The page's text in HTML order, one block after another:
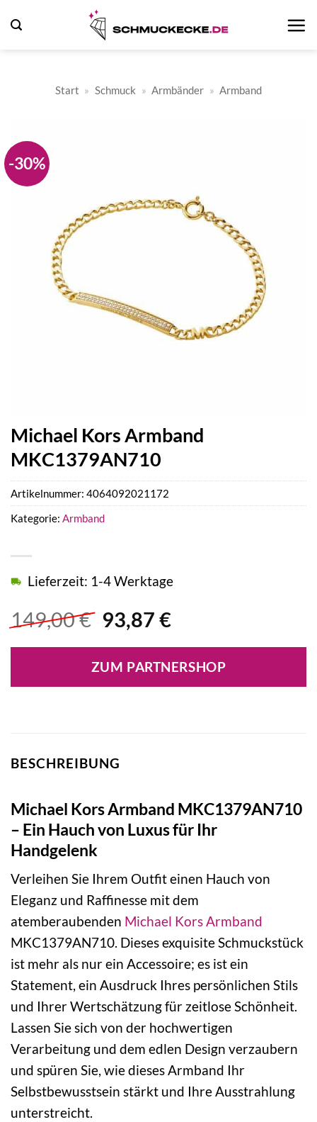
Inhalt
Start » Schmuck » Armbänder » Armband
-30%
Michael Kors Armband
MKC1379AN710
149,00€ Ursprünglicher
war:
149,00 €
93,87 €Aktueller
ist:
93,87 €.
Lieferzeit: 1-4 Werktage
ZUM PARTNERSHOP
Artikelnummer: 4064092021172
Kategorie: Armband
BESCHREIBUNG
Michael Kors Armband MKC1379AN710
– Ein Hauch von Luxus für Ihr
Handgelenk
Verleihen Sie Ihrem Outfit einen Hauch von
Eleganz und Raffinesse mit dem
atemberaubenden Michael KorsArmband
MKC1379AN710. Dieses exquisite Schmuckstück
ist mehr als nur ein Accessoire; es ist ein
Statement, ein Ausdruck Ihres persönlichen Stils
und Ihrer Wertschätzung für zeitlose Schönheit.
Lassen Sie sich von der hochwertigen
Verarbeitung und dem edlen Design verzaubern
und spüren Sie, wie dieses Armband Ihr
Selbstbewusstsein stärkt und Ihre Ausstrahlung
unterstreicht.